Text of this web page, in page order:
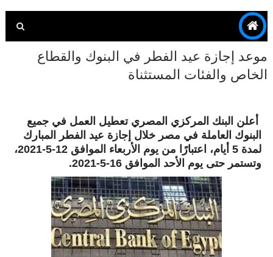
موعد إجازة عيد الفطر في البنوك والقطاع
الخاص والفئات المستثناة
أعلن البنك المركزي المصري تعطيل العمل في جميع
البنوك العاملة في مصر خلال إجازة عيد الفطر المبارك
لمدة 5 أيام، اعتبارًا من يوم الأربعاء الموافق 12-5-2021،
وتستمر حتى يوم الأحد الموافق 16-5-2021.